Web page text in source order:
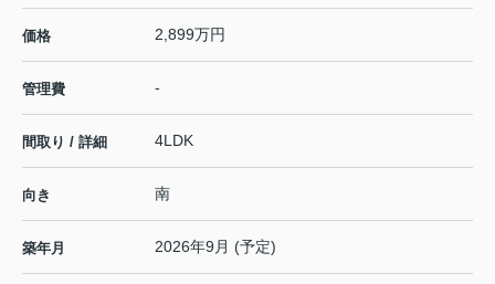
価格 2,899万円
管理費 -
間取り / 詳細 4LDK
向き 南
築年月 2026年9月 (予定)